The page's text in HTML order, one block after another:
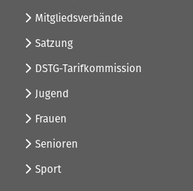
Mitgliedsverbände
Satzung
DSTG-Tarifkommission
Jugend
Frauen
Senioren
Sport